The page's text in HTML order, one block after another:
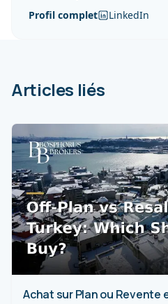
Profil complet
LinkedIn
Articles liés
Achat sur Plan ou Revente